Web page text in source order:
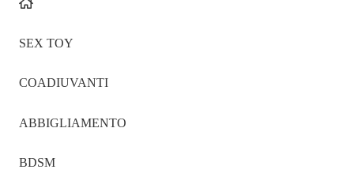
SEX TOY
COADIUVANTI
ABBIGLIAMENTO
BDSM